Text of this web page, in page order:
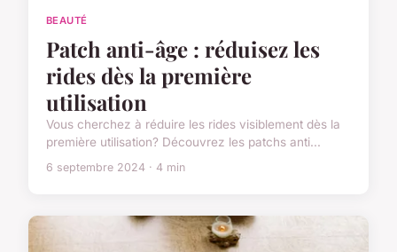
BEAUTÉ
Patch anti-âge : réduisez les
rides dès la première
utilisation
Vous cherchez à réduire les rides visiblement dès la
première utilisation? Découvrez les patchs anti...
6 septembre 2024 · 4 min